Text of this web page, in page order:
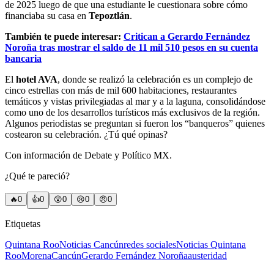
de 2025 luego de que una estudiante le cuestionara sobre cómo
financiaba su casa en Tepoztlán.
También te puede interesar: Critican a Gerardo Fernández
Noroña tras mostrar el saldo de 11 mil 510 pesos en su cuenta
bancaria
El hotel AVA, donde se realizó la celebración es un complejo de
cinco estrellas con más de mil 600 habitaciones, restaurantes
temáticos y vistas privilegiadas al mar y a la laguna, consolidándose
como uno de los desarrollos turísticos más exclusivos de la región.
Algunos periodistas se preguntan si fueron los “banqueros” quienes
costearon su celebración. ¿Tú qué opinas?
Con información de Debate y Político MX.
¿Qué te pareció?
🔥0 👍0 😲0 😢0 😠0
Etiquetas
Quintana RooNoticias Cancúnredes socialesNoticias Quintana
RooMorenaCancúnGerardo Fernández Noroñaausteridad